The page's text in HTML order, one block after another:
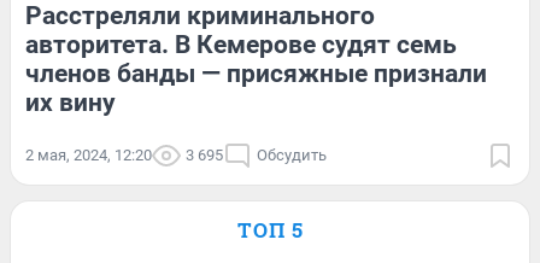
Расстреляли криминального
авторитета. В Кемерове судят семь
членов банды — присяжные признали
их вину
2 мая, 2024, 12:20 3 695 Обсудить
ТОП 5